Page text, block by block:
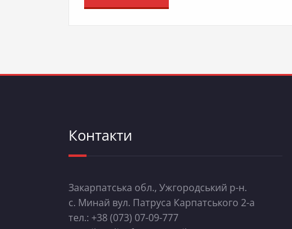
Контакти
Закарпатська обл., Ужгородський р-н.
с. Минай вул. Патруса Карпатського 2-а
тел.: +38 (073) 07-09-777